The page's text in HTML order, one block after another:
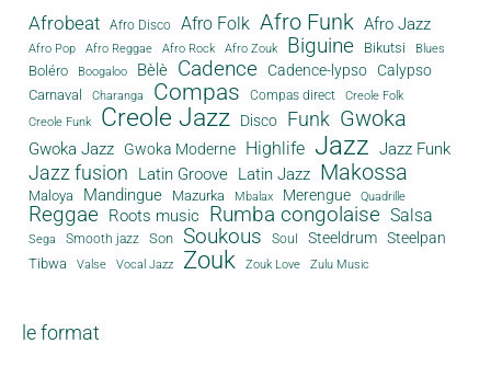
Afrobeat Afro Disco Afro Folk Afro Funk Afro Jazz
Afro Pop Afro Reggae Afro Rock Afro Zouk Biguine Bikutsi Blues
Boléro Boogaloo Bèlè Cadence Cadence-lypso Calypso
Carnaval Charanga Compas Compas direct
Creole Folk
Creole Funk
Creole Jazz Disco Funk Gwoka
Gwoka Jazz Gwoka Moderne Highlife Jazz Jazz Funk
Jazz fusion Latin Groove Latin Jazz Makossa
Maloya Mandingue Mazurka Mbalax Merengue Quadrille
Reggae Roots music Rumba congolaise Salsa
Sega Smooth jazz Son Soukous Soul Steeldrum Steelpan
Tibwa Valse Vocal Jazz Zouk Zouk Love Zulu Music
le format